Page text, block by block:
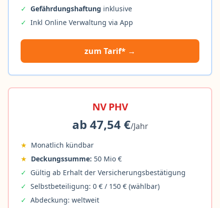
✓ Gefährdungshaftung inklusive
✓ Inkl Online Verwaltung via App
zum Tarif* →
NV PHV
ab 47,54 €/Jahr
★ Monatlich kündbar
★ Deckungssumme: 50 Mio €
✓ Gültig ab Erhalt der Versicherungsbestätigung
✓ Selbstbeteiligung: 0 € / 150 € (wählbar)
✓ Abdeckung: weltweit